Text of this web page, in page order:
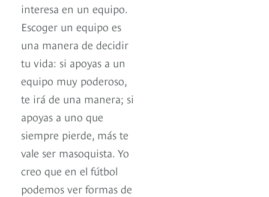
interesa en un equipo.
Escoger un equipo es
una manera de decidir
tu vida: si apoyas a un
equipo muy poderoso,
te irá de una manera; si
apoyas a uno que
siempre pierde, más te
vale ser masoquista. Yo
creo que en el fútbol
podemos ver formas de